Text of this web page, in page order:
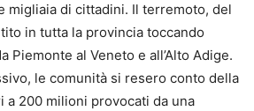
migliaia di cittadini. Il terremoto, del
in tutta la provincia toccando
Piemonte al Veneto e all’Alto Adige.
le comunità si resero conto della
a 200 milioni provocati da una